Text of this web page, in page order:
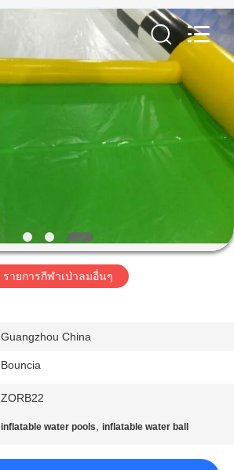
รายการกีฬาเป่าลมอื่นๆ
Guangzhou China
Bouncia
ZORB22
inflatable water pools,inflatable water ball